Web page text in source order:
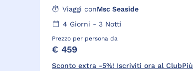
Viaggi conMsc Seaside
4 Giorni - 3Notti
Prezzo per persona da
€ 459
Sconto extra -5%! Iscriviti ora al ClubPiù